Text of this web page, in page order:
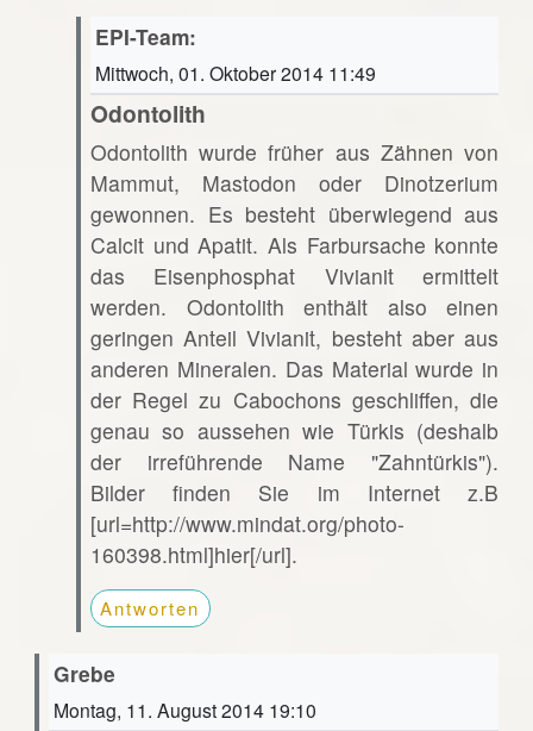
EPI-Team:
Mittwoch, 01. Oktober 2014 11:49
Odontolith
Odontolith wurde früher aus Zähnen von
Mammut, Mastodon oder Dinotzerium
gewonnen. Es besteht überwiegend aus
Calcit und Apatit. Als Farbursache konnte
das Eisenphosphat Vivianit ermittelt
werden. Odontolith enthält also einen
geringen Anteil Vivianit, besteht aber aus
anderen Mineralen. Das Material wurde in
der Regel zu Cabochons geschliffen, die
genau so aussehen wie Türkis (deshalb
der irreführende Name "Zahntürkis").
Bilder finden Sie im Internet z.B
[url=http://www.mindat.org/photo-
160398.html]hier[/url].
Antworten
Grebe
Montag, 11. August 2014 19:10